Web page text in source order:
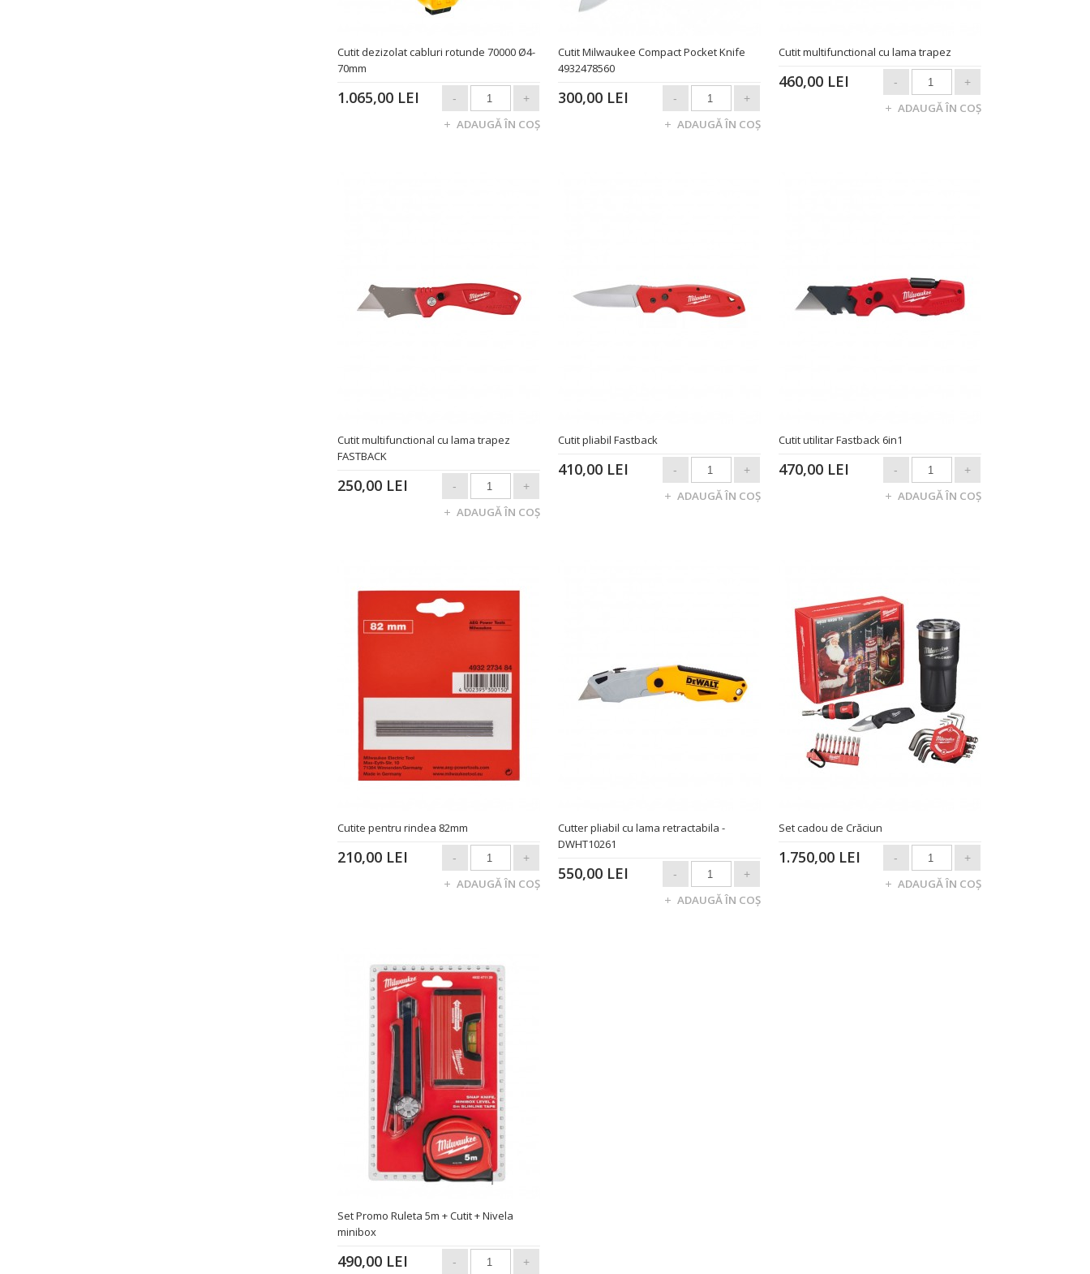
Cutit dezizolat cabluri rotunde 70000 Ø4-
70mm
1.065,00 LEI
Cutit Milwaukee Compact Pocket Knife
4932478560
300,00 LEI
Cutit multifunctional cu lama trapez
460,00 LEI
Cutit multifunctional cu lama trapez
FASTBACK
250,00 LEI
Cutit pliabil Fastback
410,00 LEI
Cutit utilitar Fastback 6in1
470,00 LEI
Cutite pentru rindea 82mm
210,00 LEI
Cutter pliabil cu lama retractabila -
DWHT10261
550,00 LEI
Set cadou de Crăciun
1.750,00 LEI
Set Promo Ruleta 5m + Cutit + Nivela
minibox
490,00 LEI